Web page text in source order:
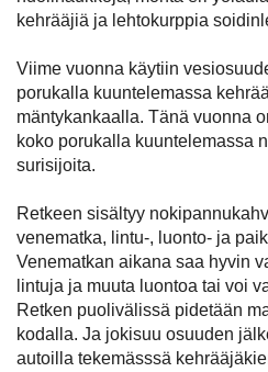
kehrääjiä ja lehtokurppia
Viime vuonna käytiin
porukalla kuuntelemassa
mäntykankaalla. Tänä vuonna
koko porukalla kuuntelemassa
surisijoita.
Retkeen sisältyy
venematka, lintu-, luonto- ja
Venematkan aikana saa hyvin
lintuja ja muuta luontoa tai voi
Retken puolivälissä pidetään
kodalla. Ja jokisuu osuuden
autoilla tekemässsä